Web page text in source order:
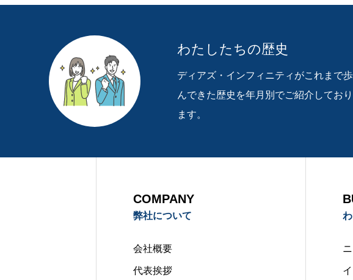
TOPPAGE
わたしたちの歴史
ディアズ・インフィニティがこれまで歩
んできた歴史を年月別でご紹介しており
ます。
COMPANY
弊社について
会社概要
代表挨拶